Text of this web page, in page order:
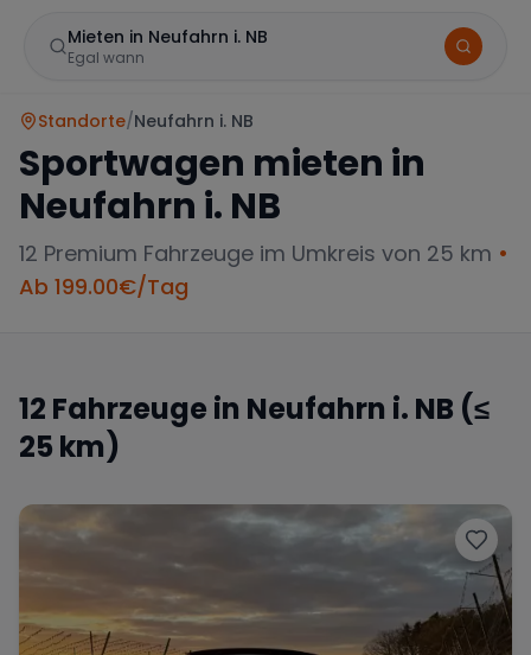
Mieten in Neufahrn i. NB
Egal wann
Mercedes
Ferrari
Wann
Zeitraum wählen
Standorte/Neufahrn i. NB
Sportwagen mieten in
Neufahrn i. NB
12 Premium Fahrzeuge im Umkreis von 25 km •
Ab 199.00€/Tag
12 Fahrzeuge in Neufahrn i. NB (≤
25 km)